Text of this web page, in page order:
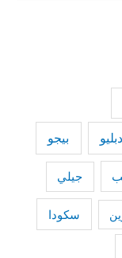
بيجو
جيلي
سكودا